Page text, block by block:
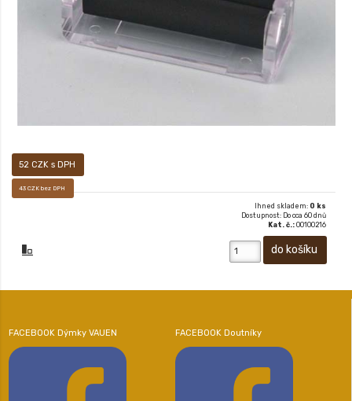
52 CZK s DPH
43 CZK bez DPH
Ihned skladem: 0 ks
Dostupnost: Do cca 60 dnů
Kat. č.: 00100216
FACEBOOK Dýmky VAUEN FACEBOOK Doutníky